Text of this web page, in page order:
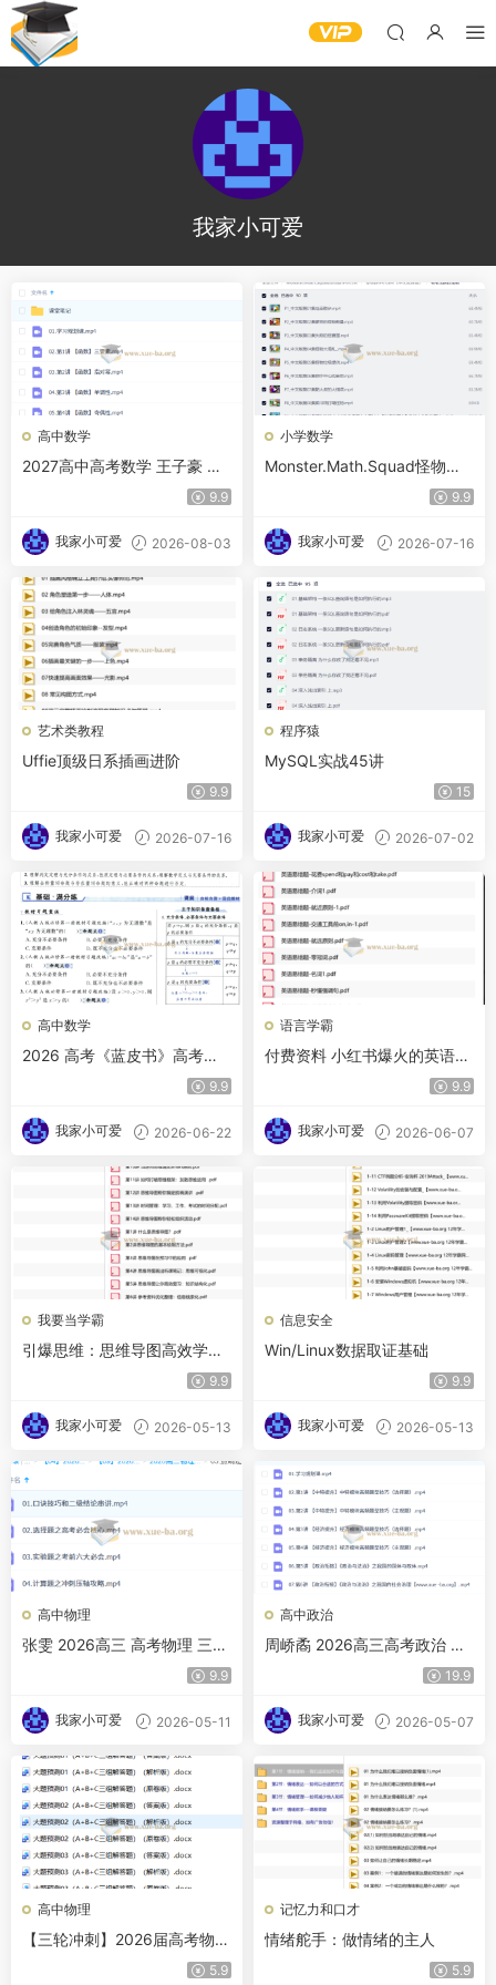
我家小可爱
高中数学
2027高中高考数学 王子豪 暑
9.9
我家小可爱 2026-08-03
小学数学
Monster.Math.Squad怪物数
9.9
我家小可爱 2026-07-16
艺术类教程
Uffie顶级日系插画进阶
9.9
我家小可爱 2026-07-16
程序猿
MySQL实战45讲
15
我家小可爱 2026-07-02
高中数学
2026 高考《蓝皮书》高考能
9.9
我家小可爱 2026-06-22
语言学霸
付费资料 小红书爆火的英语易
9.9
我家小可爱 2026-06-07
我要当学霸
引爆思维：思维导图高效学习
9.9
我家小可爱 2026-05-13
信息安全
Win/Linux数据取证基础
9.9
我家小可爱 2026-05-13
高中物理
张雯 2026高三 高考物理 三轮
9.9
我家小可爱 2026-05-11
高中政治
周峤矞 2026高三高考政治 二
19.9
我家小可爱 2026-05-07
高中物理
【三轮冲刺】2026届高考物理
5.9
记忆力和口才
情绪舵手：做情绪的主人
5.9